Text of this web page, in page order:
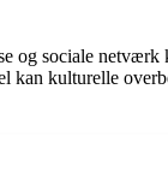
og sociale netværk
kan kulturelle